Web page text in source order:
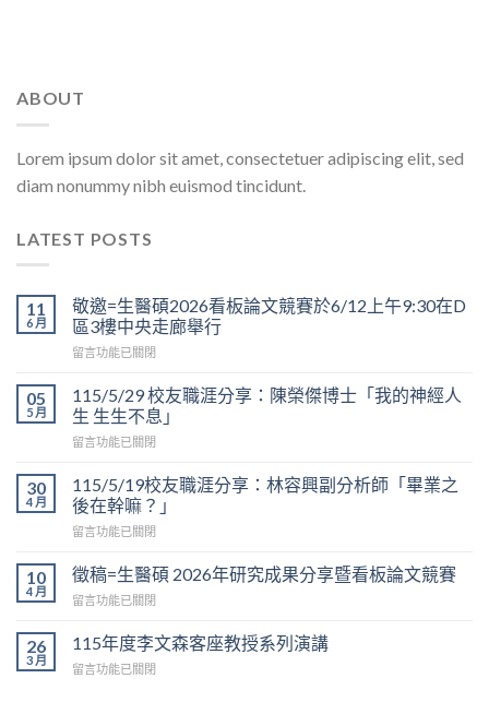
ABOUT
Lorem ipsum dolor sit amet, consectetuer adipiscing elit, sed
diam nonummy nibh euismod tincidunt.
LATEST POSTS
11
6 月
敬邀=生醫碩2026看板論文競賽於6/12上午9:30在D
區3樓中央走廊舉行
在
邀
=
生
醫
2026
看
板
論
競
賽
上
午
留言功能已關閉
05
5 月
115/5/29 校友職涯分享：陳榮傑博士「我的神經人
生 生生不息」
在
校
友
職
涯
享：
榮
博
士
留言功能已關閉
30
4 月
115/5/19校友職涯分享：林容興副分析師「畢業之
後在幹嘛？」
在
校
友
職
分
享：
林
留言功能已關閉
10
4 月
徵稿=生醫碩 2026年研究成果分享暨看板論文競賽
在
稿
生
留言功能已關閉
26
3 月
115年度李文森客座教授系列演講
在
留言功能已關閉